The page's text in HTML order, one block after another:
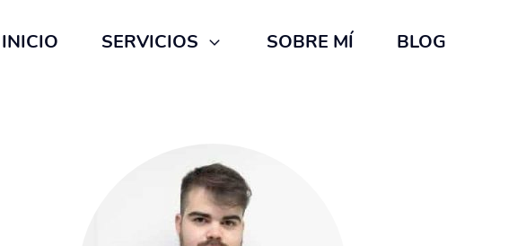
INICIO SERVICIOS SOBRE MÍ BLOG